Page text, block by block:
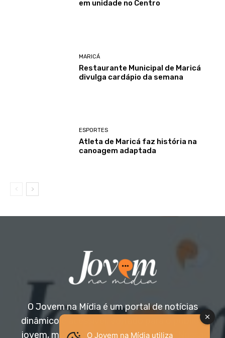
em unidade no Centro
MARICÁ
Restaurante Municipal de Maricá
divulga cardápio da semana
ESPORTES
Atleta de Maricá faz história na
canoagem adaptada
O Jovem na Mídia é um portal de notícias
dinâmico e acessível, voltado para o público
jovem, mas aberto a todas as idades. Nossa
O Jovem na Mídia utiliza